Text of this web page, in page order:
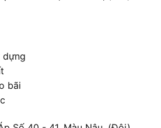
dựng
bãi